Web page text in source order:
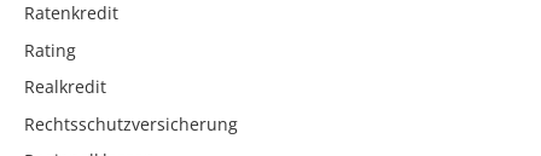
Ratenkredit
Rating
Realkredit
Rechtsschutzversicherung